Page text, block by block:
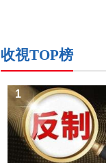
收視TOP榜
1